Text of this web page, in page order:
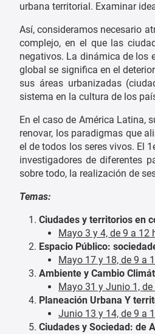
urbana territorial. Examinar
Así, consideramos necesario
complejo, en el que las
negativos. La dinámica de los
global se significa en el
sus áreas urbanizadas
sistema en la cultura de los
En el caso de América Latina,
renovar, los paradigmas que
el de todos los seres vivos. El
investigadores de diferentes
sobre todo, la realización de
Temas:
Ciudades y territorios en
Mayo 3 y 4, de 9 a 12
Espacio Público:
Mayo 17 y 18, de 9 a
Ambiente y Cambio
Mayo 31 y Junio 1, de
Planeación Urbana Y
Junio 13 y 14, de 9 a
Ciudades y Sociedad: de